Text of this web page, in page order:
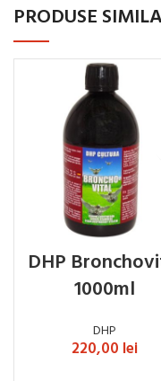
PRODUSE
DHP
1000ml
DHP
220,00 lei